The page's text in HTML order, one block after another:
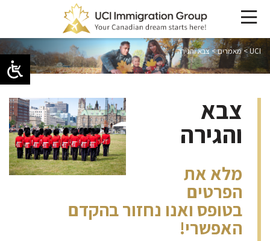
UCI
>מאמרים>צבא והגירה
צבא
והגירה
מלא את
הפרטים
בטופס ואנו נחזור בהקדם
האפשרי!